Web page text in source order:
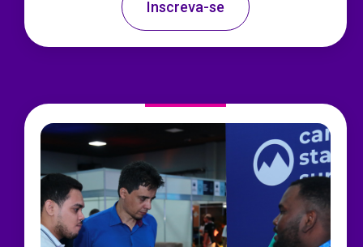
Inscreva-se